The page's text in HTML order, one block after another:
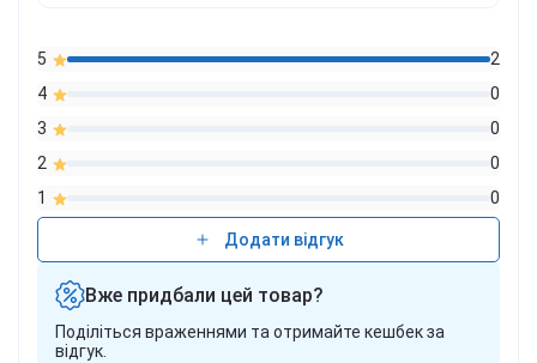
5
2
4
0
3
0
2
0
1
0
Додати відгук
Вже придбали цей товар?
Поділіться враженнями та отримайте кешбек за
відгук.